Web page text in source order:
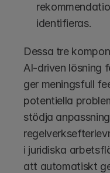
identifieras.
Dessa tre
AI-driven lösning
ger meningsfull
potentiella
stödja
i juridiska
att automatiskt